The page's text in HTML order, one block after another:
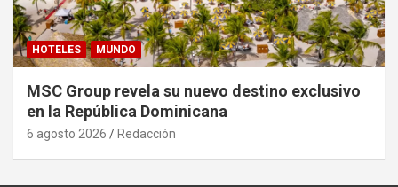
HOTELES MUNDO
MSC Group revela su nuevo destino exclusivo
en la República Dominicana
6 agosto 2026 Redacción